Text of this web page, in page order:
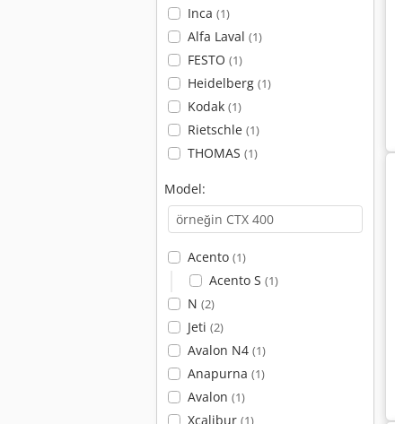
Inca (1)
Alfa Laval (1)
FESTO (1)
Heidelberg (1)
Kodak (1)
Rietschle (1)
THOMAS (1)
Model:
Acento (1)
Acento S (1)
N (2)
Jeti (2)
Avalon N4 (1)
Anapurna (1)
Avalon (1)
Xcalibur (1)